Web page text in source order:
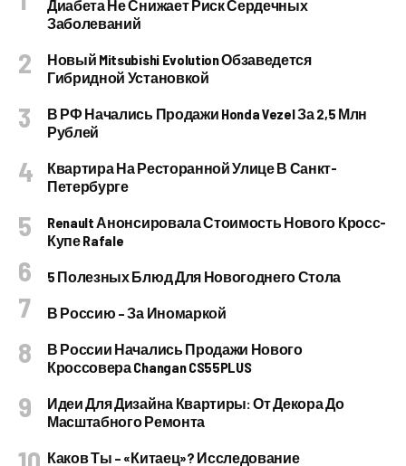
Диабета Не Снижает Риск Сердечных
Заболеваний
Новый Mitsubishi Evolution Обзаведется
Гибридной Установкой
В РФ Начались Продажи Honda Vezel За 2,5 Млн
Рублей
Квартира На Ресторанной Улице В Санкт-
Петербурге
Renault Анонсировала Стоимость Нового Кросс-
Купе Rafale
5 Полезных Блюд Для Новогоднего Стола
В Россию – За Иномаркой
В России Начались Продажи Нового
Кроссовера Changan CS55PLUS
Идеи Для Дизайна Квартиры: От Декора До
Масштабного Ремонта
Каков Ты – «китаец»? Исследование